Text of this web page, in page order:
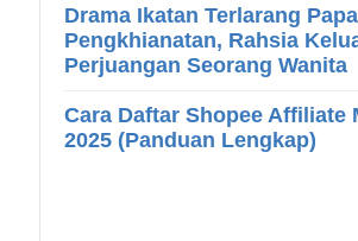
Drama Ikatan Terlarang
Pengkhianatan, Rahsia
Perjuangan Seorang Wanita
Cara Daftar Shopee Affiliate
2025 (Panduan Lengkap)